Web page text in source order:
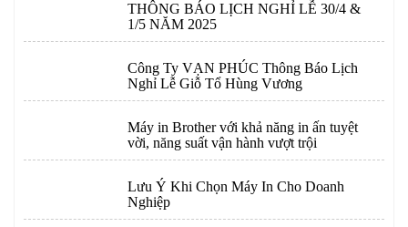
THÔNG BÁO LỊCH NGHỈ LỄ 30/4 &
1/5 NĂM 2025
Công Ty VẠN PHÚC Thông Báo Lịch
Nghỉ Lễ Giỗ Tổ Hùng Vương
Máy in Brother với khả năng in ấn tuyệt
vời, năng suất vận hành vượt trội
Lưu Ý Khi Chọn Máy In Cho Doanh
Nghiệp